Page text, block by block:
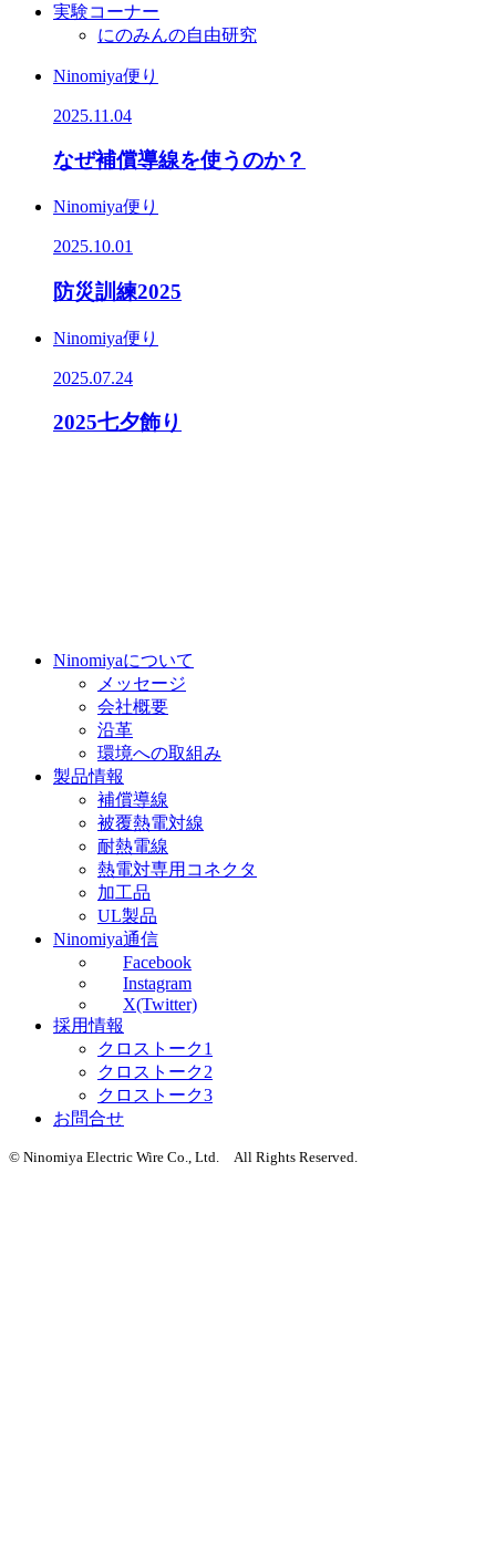
実験コーナー
にのみんの自由研究
Ninomiya便り
2025.11.04
なぜ補償導線を使うのか？
Ninomiya便り
2025.10.01
防災訓練2025
Ninomiya便り
2025.07.24
2025七夕飾り
Ninomiyaについて
メッセージ
会社概要
沿革
環境への取組み
製品情報
補償導線
被覆熱電対線
耐熱電線
熱電対専用コネクタ
加工品
UL製品
Ninomiya通信
Facebook
Instagram
X(Twitter)
採用情報
クロストーク1
クロストーク2
クロストーク3
お問合せ
© Ninomiya Electric Wire Co., Ltd. All Rights Reserved.